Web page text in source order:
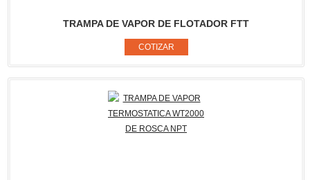
TRAMPA DE VAPOR DE FLOTADOR FTT